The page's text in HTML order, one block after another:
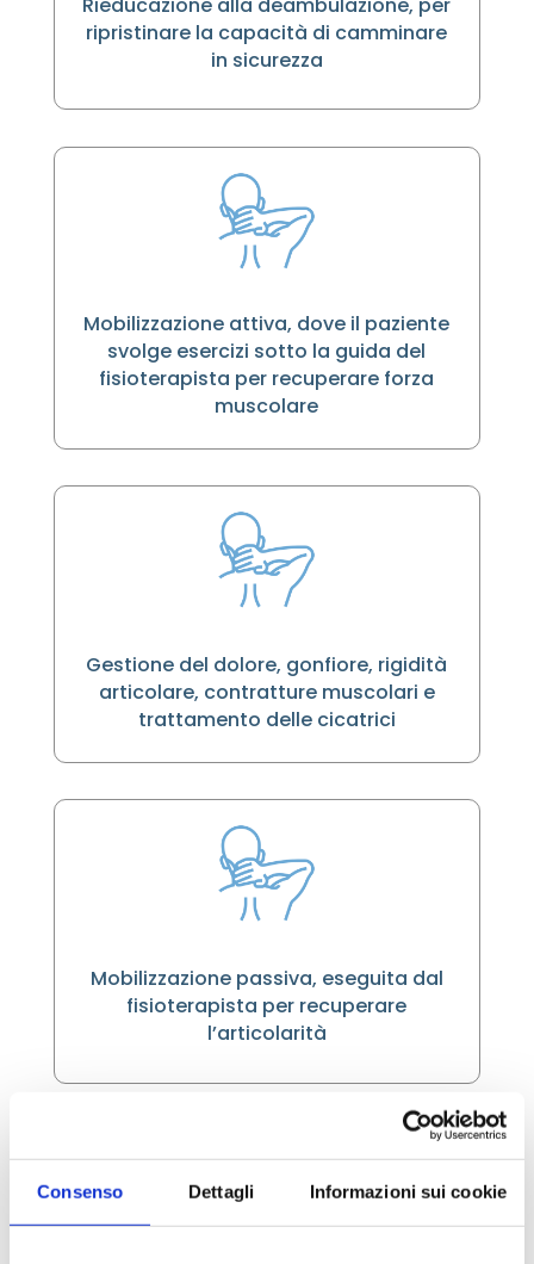
Consenso Dettagli Informazioni sui cookie
ripristinare la capacità di camminare
in sicurezza
Mobilizzazione attiva, dove il paziente
svolge esercizi sotto la guida del
fisioterapista per recuperare forza
muscolare
Gestione del dolore, gonfiore, rigidità
articolare, contratture muscolari e
trattamento delle cicatrici
Mobilizzazione passiva, eseguita dal
fisioterapista per recuperare
l’articolarità